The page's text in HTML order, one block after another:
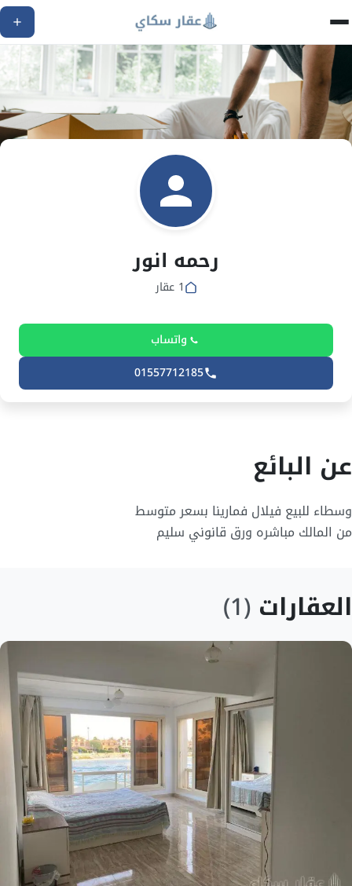
رحمه انور
1 عقار
واتساب
01557712185
عن البائع
من المالك مباشره ورق قانوني سليم
العقارات (1)